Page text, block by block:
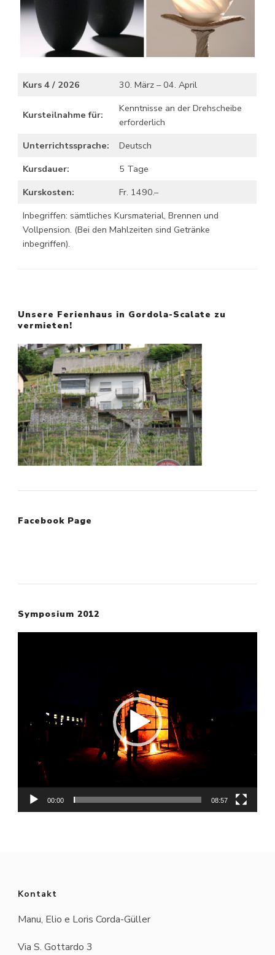
Kurs 4 / 2026 30. März – 04. April
Kursteilnahme für:
Kenntnisse an der Drehscheibe
erforderlich
Unterrichtssprache:
Deutsch
Kursdauer:
5 Tage
Kurskosten:
Fr. 1490.–
Inbegriffen: sämtliches Kursmaterial, Brennen und
Vollpension. (Bei den Mahlzeiten sind Getränke
inbegriffen).
Unsere Ferienhaus in Gordola-Scalate zu
vermieten!
Facebook Page
Symposium 2012
00:00 08:57
Kontakt
Manu, Elio e Loris Corda-Güller
Via S. Gottardo 3